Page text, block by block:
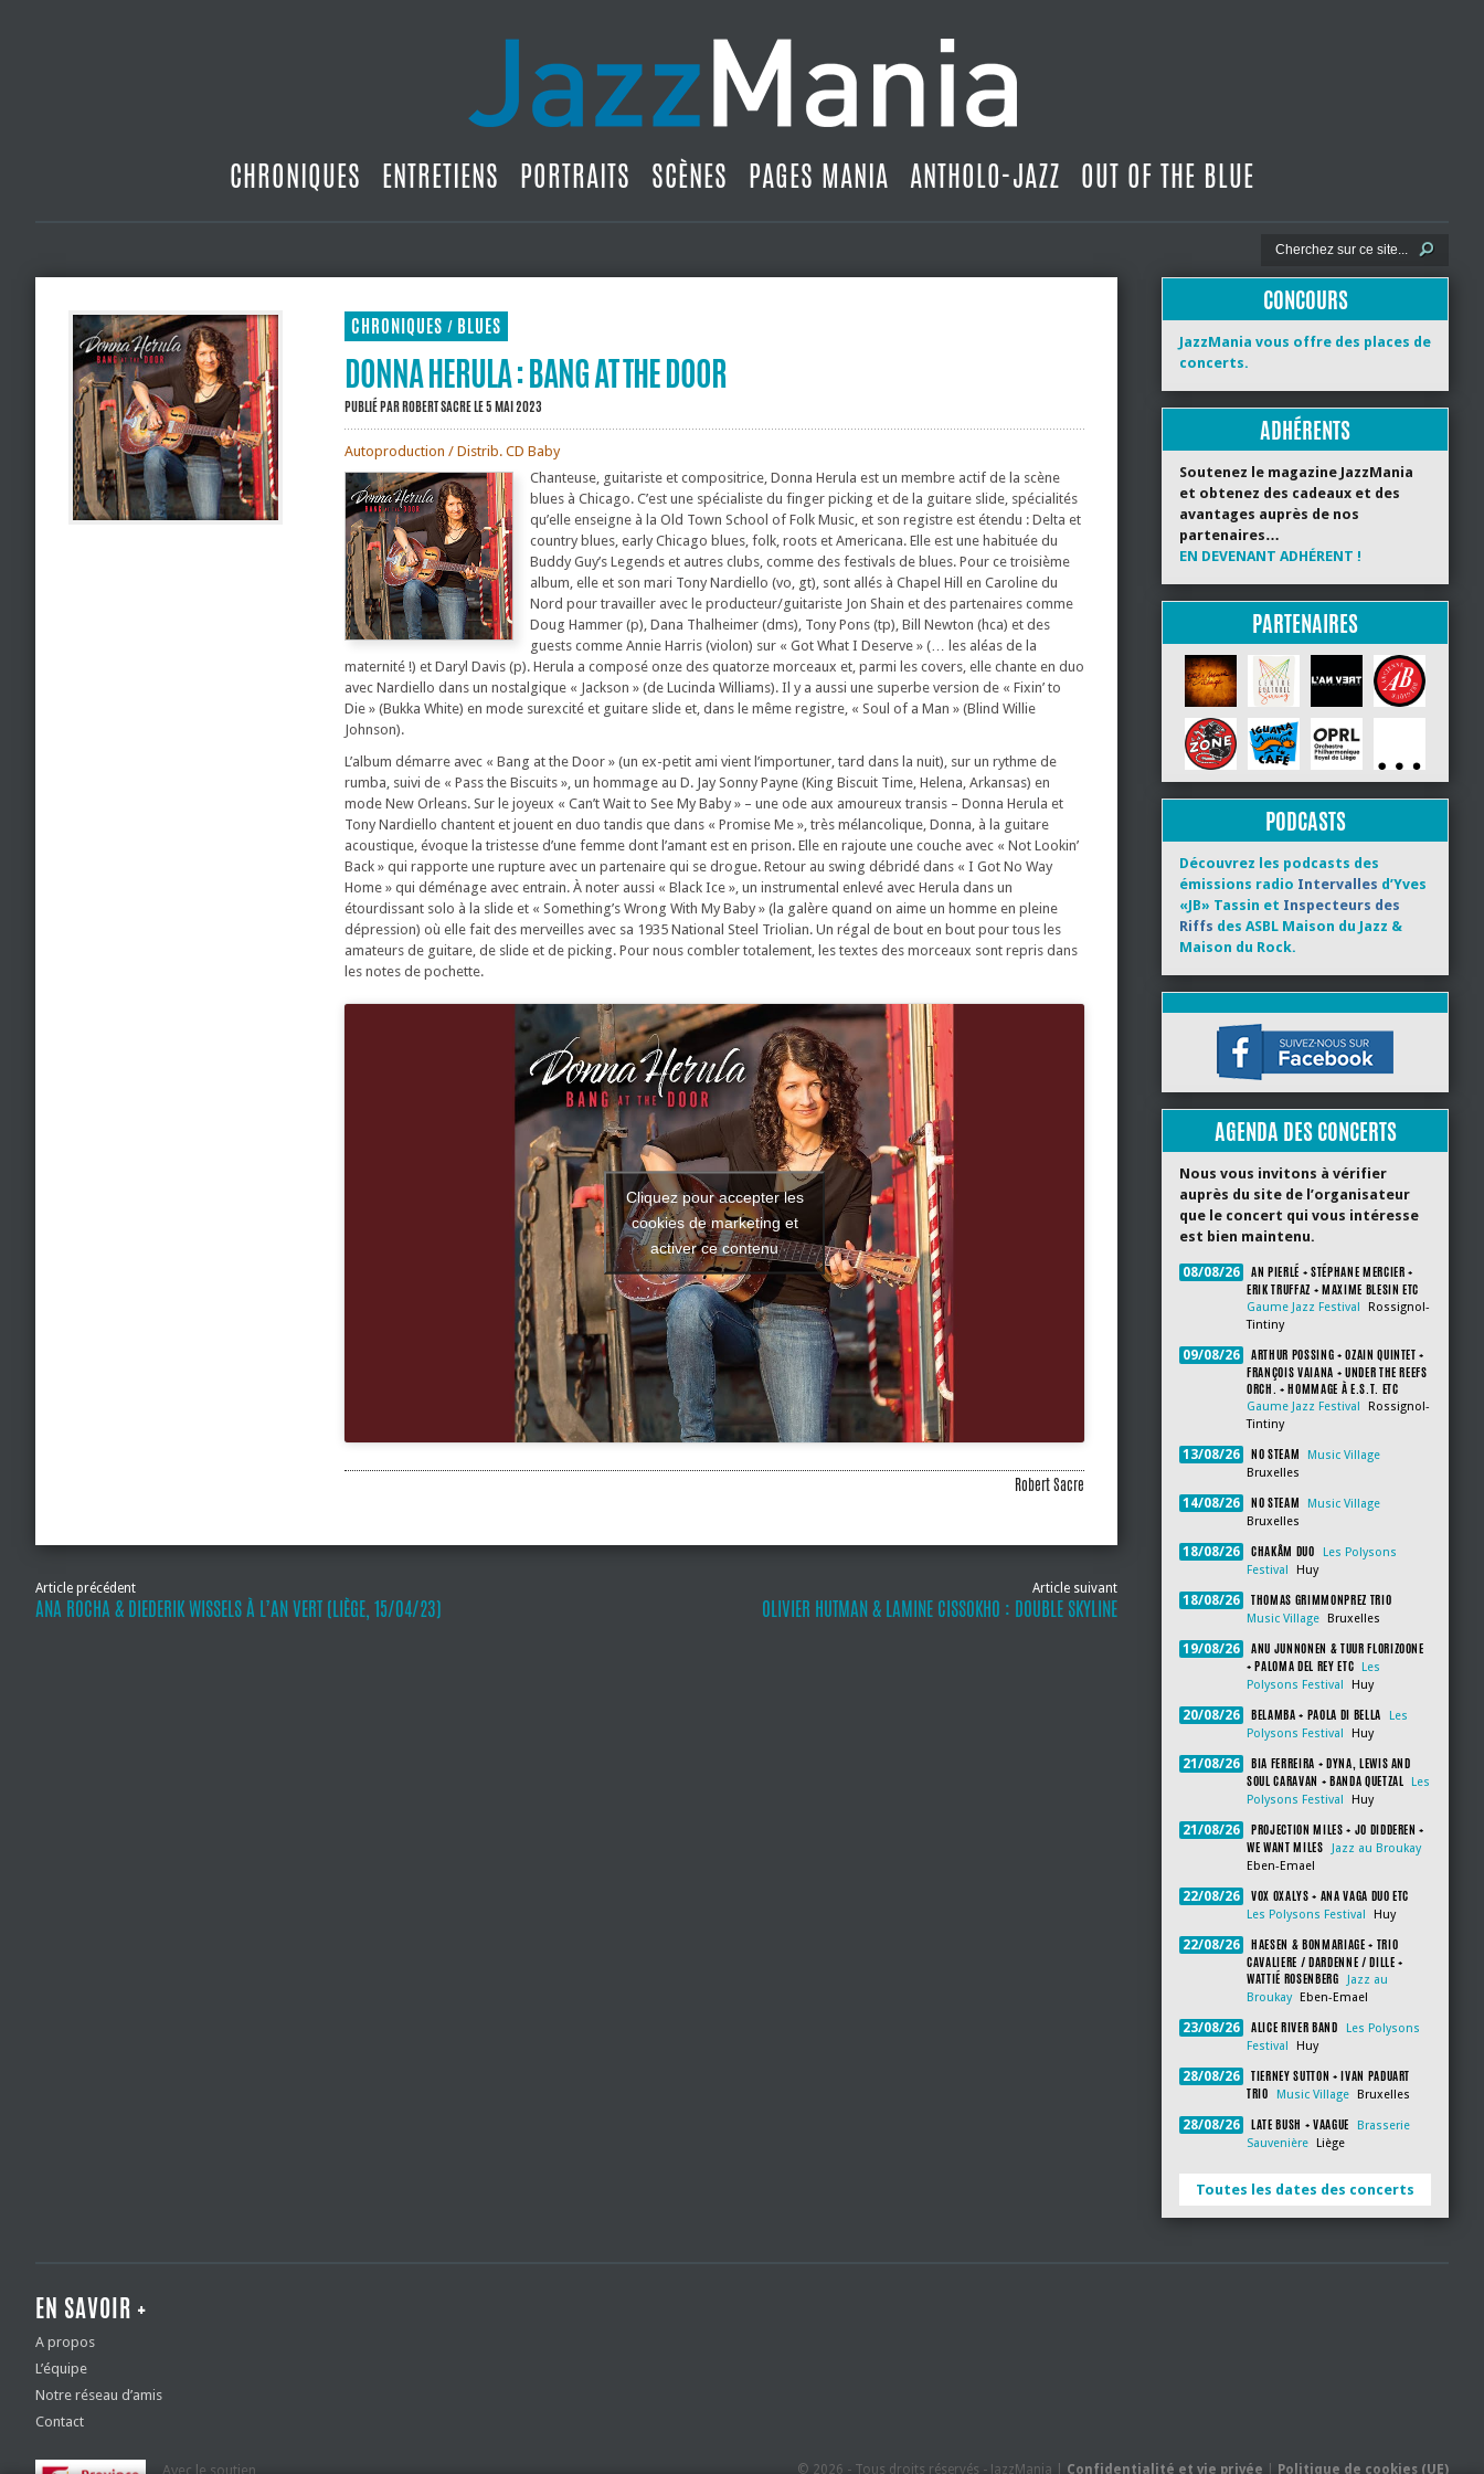
CHRONIQUES ENTRETIENS PORTRAITS SCÈNES PAGES MANIA ANTHOLO-JAZZ OUT OF THE BLUE
CHRONIQUES / BLUES
DONNA HERULA : BANG AT THE DOOR
PUBLIÉ PARROBERT SACRELE 5 MAI 2023
Autoproduction / Distrib. CD Baby
Chanteuse, guitariste et compositrice, Donna Herula est un membre actif de la scène
blues à Chicago. C’est une spécialiste du finger picking et de la guitare slide, spécialités
qu’elle enseigne à la Old Town School of Folk Music, et son registre est étendu : Delta et
country blues, early Chicago blues, folk, roots et Americana. Elle est une habituée du
Buddy Guy’s Legends et autres clubs, comme des festivals de blues. Pour ce troisième
album, elle et son mari Tony Nardiello (vo, gt), sont allés à Chapel Hill en Caroline du
Nord pour travailler avec le producteur/guitariste Jon Shain et des partenaires comme
Doug Hammer (p), Dana Thalheimer (dms), Tony Pons (tp), Bill Newton (hca) et des
guests comme Annie Harris (violon) sur « Got What I Deserve » (… les aléas de la
maternité !) et Daryl Davis (p). Herula a composé onze des quatorze morceaux et, parmi les covers, elle chante en duo
avec Nardiello dans un nostalgique « Jackson » (de Lucinda Williams). Il y a aussi une superbe version de « Fixin’ to
Die » (Bukka White) en mode surexcité et guitare slide et, dans le même registre, « Soul of a Man » (Blind Willie
Johnson).
L’album démarre avec « Bang at the Door » (un ex-petit ami vient l’importuner, tard dans la nuit), sur un rythme de
rumba, suivi de « Pass the Biscuits », un hommage au D. Jay Sonny Payne (King Biscuit Time, Helena, Arkansas) en
mode New Orleans. Sur le joyeux « Can’t Wait to See My Baby » – une ode aux amoureux transis – Donna Herula et
Tony Nardiello chantent et jouent en duo tandis que dans « Promise Me », très mélancolique, Donna, à la guitare
acoustique, évoque la tristesse d’une femme dont l’amant est en prison. Elle en rajoute une couche avec « Not Lookin’
Back » qui rapporte une rupture avec un partenaire qui se drogue. Retour au swing débridé dans « I Got No Way
Home » qui déménage avec entrain. À noter aussi « Black Ice », un instrumental enlevé avec Herula dans un
étourdissant solo à la slide et « Something’s Wrong With My Baby » (la galère quand on aime un homme en pleine
dépression) où elle fait des merveilles avec sa 1935 National Steel Triolian. Un régal de bout en bout pour tous les
amateurs de guitare, de slide et de picking. Pour nous combler totalement, les textes des morceaux sont repris dans
les notes de pochette.
Cliquez pour accepter les
cookies de marketing et
activer ce contenu
Robert Sacre
Article précédent
ANA ROCHA & DIEDERIK WISSELS À L’AN VERT (LIÈGE, 15/04/23)
Article suivant
OLIVIER HUTMAN & LAMINE CISSOKHO : DOUBLE SKYLINE
CONCOURS
JazzMania vous offre des places de
concerts.
ADHÉRENTS
Soutenez le magazine JazzMania
et obtenez des cadeaux et des
avantages auprès de nos
partenaires…
EN DEVENANT ADHÉRENT !
PARTENAIRES
PODCASTS
Découvrez les podcasts des
émissions radio Intervalles d’Yves
«JB» Tassin et Inspecteurs des
Riffs des ASBL Maison du Jazz &
Maison du Rock.
AGENDA DES CONCERTS
Nous vous invitons à vérifier
auprès du site de l’organisateur
que le concert qui vous intéresse
est bien maintenu.
08/08/26
AN PIERLÉ + STÉPHANE MERCIER +
ERIK TRUFFAZ + MAXIME BLESIN ETC
Gaume Jazz Festival
Rossignol-
Tintiny
09/08/26
ARTHUR POSSING + OZAIN QUINTET +
FRANÇOIS VAIANA + UNDER THE REEFS
ORCH. + HOMMAGE À E.S.T. ETC
Gaume Jazz Festival
Rossignol-
Tintiny
13/08/26 NO STEAM
Music Village
Bruxelles
14/08/26 NO STEAM
Music Village
Bruxelles
18/08/26 CHAKÂM DUO
Les Polysons
Festival
Huy
18/08/26 THOMAS GRIMMONPREZ TRIO
Music Village Bruxelles
19/08/26
ANU JUNNONEN & TUUR FLORIZOONE
+ PALOMA DEL REY ETC
Les
Polysons Festival
Huy
20/08/26 BELAMBA + PAOLA DI BELLA
Les
Polysons Festival
Huy
21/08/26
BIA FERREIRA + DYNA, LEWIS AND
SOUL CARAVAN + BANDA QUETZAL
Les
Polysons Festival
Huy
21/08/26
PROJECTION MILES + JO DIDDEREN +
WE WANT MILES
Jazz au Broukay
Eben-Emael
22/08/26 VOX OXALYS + ANA VAGA DUO ETC
Les Polysons Festival Huy
22/08/26
HAESEN & BONMARIAGE + TRIO
CAVALIERE / DARDENNE / DILLE +
WATTIÉ ROSENBERG
Jazz au
Broukay
Eben-Emael
23/08/26 ALICE RIVER BAND
Les Polysons
Festival
Huy
28/08/26
TIERNEY SUTTON + IVAN PADUART
TRIO
Music Village Bruxelles
28/08/26 LATE BUSH + VAAGUE
Brasserie
Sauvenière
Liège
Toutes les dates des concerts
EN SAVOIR +
A propos
L’équipe
Notre réseau d’amis
Contact
Avec le soutien © 2026 - Tous droits réservés - JazzMania | Confidentialité et vie privée Politique de cookies (UE)